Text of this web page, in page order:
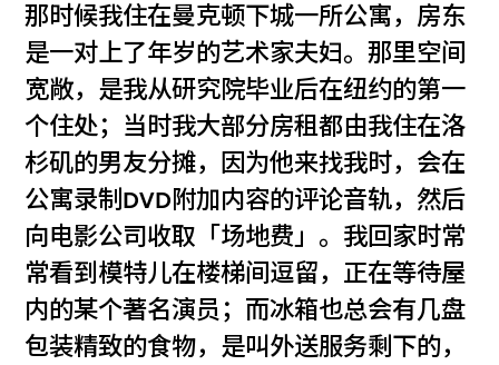
那时候我住在曼克顿下城一所公寓，房东
是一对上了年岁的艺术家夫妇。那里空间
宽敞，是我从研究院毕业后在纽约的第一
个住处；当时我大部分房租都由我住在洛
杉矶的男友分摊，因为他来找我时，会在
公寓录制DVD附加内容的评论音轨，然后
向电影公司收取「场地费」。我回家时常
常看到模特儿在楼梯间逗留，正在等待屋
内的某个著名演员；而冰箱也总会有几盘
包装精致的食物，是叫外送服务剩下的，